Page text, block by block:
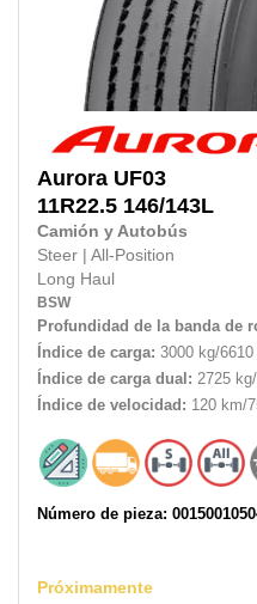
Aurora UF03
11R22.5 146/143L
Camión y Autobús
Steer
All-Position
Long Haul
BSW
Profundidad de la banda de
Índice de carga: 3000 kg/6610
Índice de carga dual: 2725
Índice de velocidad: 120 km/
Número de pieza:
Próximamente